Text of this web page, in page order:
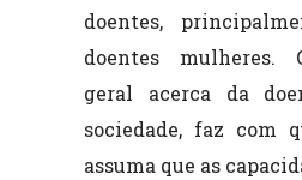
doentes,
doentes mulheres.
geral acerca da
sociedade, faz com
assuma que as